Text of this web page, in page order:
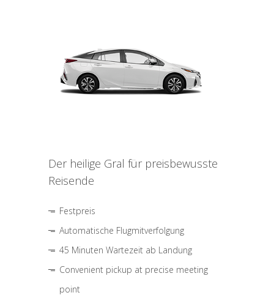
Der heilige Gral für preisbewusste
Reisende
Festpreis
Automatische Flugmitverfolgung
45 Minuten Wartezeit ab Landung
Convenient pickup at precise meeting
point